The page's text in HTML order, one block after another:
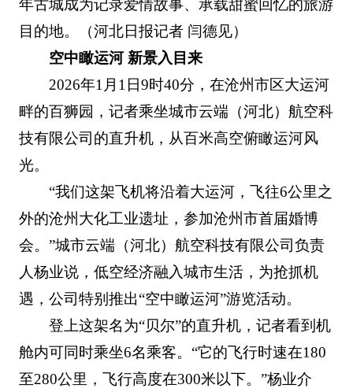
年古城成为记录爱情故事、承载甜蜜回忆的旅游
目的地。（河北日报记者 闫德见）
空中瞰运河 新景入目来
2026年1月1日9时40分，在沧州市区大运河
畔的百狮园，记者乘坐城市云端（河北）航空科
技有限公司的直升机，从百米高空俯瞰运河风
光。
“我们这架飞机将沿着大运河，飞往6公里之
外的沧州大化工业遗址，参加沧州市首届婚博
会。”城市云端（河北）航空科技有限公司负责
人杨业说，低空经济融入城市生活，为抢抓机
遇，公司特别推出“空中瞰运河”游览活动。
登上这架名为“贝尔”的直升机，记者看到机
舱内可同时乘坐6名乘客。“它的飞行时速在180
至280公里，飞行高度在300米以下。”杨业介